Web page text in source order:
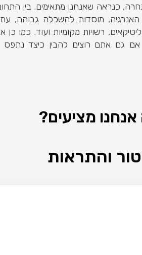
שאנחנו מתאימים. בין
האנרגיה, מוסדות להשכלה גבוהה,
רשויות מקומיות ועוד. כמו כן
גם אתם רוצים להבין כיצד
מציעים?
והתראות